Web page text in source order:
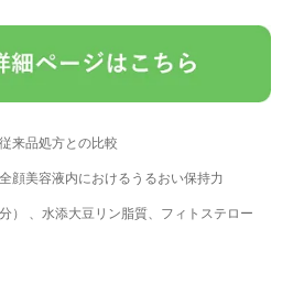
来品処方との比較
顔美容液内におけるうるおい保持力
） 、水添大豆リン脂質、フィトステロー